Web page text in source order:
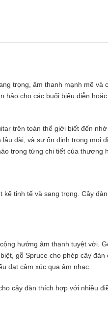
trọng, âm thanh mạnh mẽ
cho các buổi biểu diễn
trên toàn thế giới biết đến
dài, và sự ổn định trong mọi
trong từng chi tiết của thương
tinh tế và sang trọng. Cây
hưởng âm thanh tuyệt vời.
gỗ Spruce cho phép cây
đạt cảm xúc qua âm nhạc.
cây đàn thích hợp với nhiều